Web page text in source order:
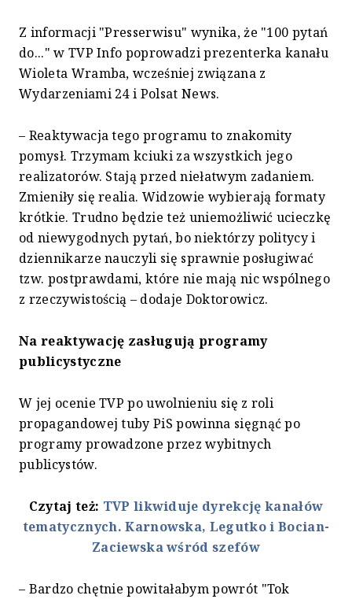
Z informacji "Presserwisu" wynika, że "100 pytań
do..." w TVP Info poprowadzi prezenterka kanału
Wioleta Wramba, wcześniej związana z
Wydarzeniami 24 i Polsat News.
– Reaktywacja tego programu to znakomity
pomysł. Trzymam kciuki za wszystkich jego
realizatorów. Stają przed niełatwym zadaniem.
Zmieniły się realia. Widzowie wybierają formaty
krótkie. Trudno będzie też uniemożliwić ucieczkę
od niewygodnych pytań, bo niektórzy politycy i
dziennikarze nauczyli się sprawnie posługiwać
tzw. postprawdami, które nie mają nic wspólnego
z rzeczywistością – dodaje Doktorowicz.
Na reaktywację zasługują programy
publicystyczne
W jej ocenie TVP po uwolnieniu się z roli
propagandowej tuby PiS powinna sięgnąć po
programy prowadzone przez wybitnych
publicystów.
Czytaj też: TVP likwiduje dyrekcję kanałów
tematycznych. Karnowska, Legutko i Bocian-
Zaciewska wśród szefów
– Bardzo chętnie powitałabym powrót "Tok